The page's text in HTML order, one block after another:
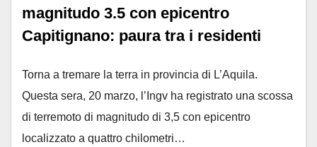
magnitudo 3.5 con epicentro
Capitignano: paura tra i residenti
Torna a tremare la terra in provincia di L’Aquila.
Questa sera, 20 marzo, l’Ingv ha registrato una scossa
di terremoto di magnitudo di 3,5 con epicentro
localizzato a quattro chilometri…